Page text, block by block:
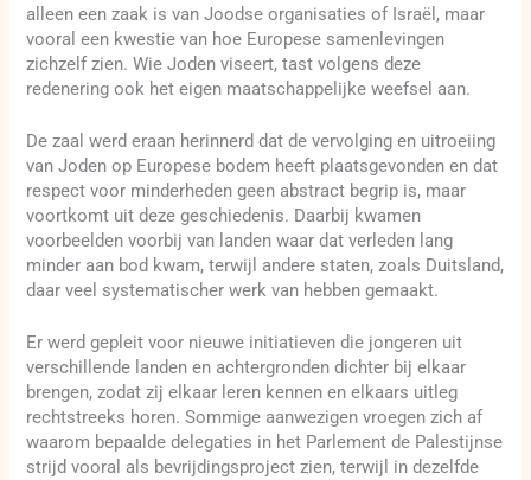
alleen een zaak is van Joodse organisaties of Israël, maar
vooral een kwestie van hoe Europese samenlevingen
zichzelf zien. Wie Joden viseert, tast volgens deze
redenering ook het eigen maatschappelijke weefsel aan.
De zaal werd eraan herinnerd dat de vervolging en uitroeiing
van Joden op Europese bodem heeft plaatsgevonden en dat
respect voor minderheden geen abstract begrip is, maar
voortkomt uit deze geschiedenis. Daarbij kwamen
voorbeelden voorbij van landen waar dat verleden lang
minder aan bod kwam, terwijl andere staten, zoals Duitsland,
daar veel systematischer werk van hebben gemaakt.
Er werd gepleit voor nieuwe initiatieven die jongeren uit
verschillende landen en achtergronden dichter bij elkaar
brengen, zodat zij elkaar leren kennen en elkaars uitleg
rechtstreeks horen. Sommige aanwezigen vroegen zich af
waarom bepaalde delegaties in het Parlement de Palestijnse
strijd vooral als bevrijdingsproject zien, terwijl in dezelfde